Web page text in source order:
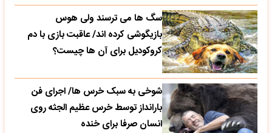
سگ ها می ترسند ولی هوس
بازیگوشی کرده اند/ عاقبت بازی با دم
کروکودیل برای آن ها چیست؟
شوخی به سبک خرس ها/ اجرای فن
بارانداز توسط خرس عظیم الجثه روی
انسان صرفا برای خنده